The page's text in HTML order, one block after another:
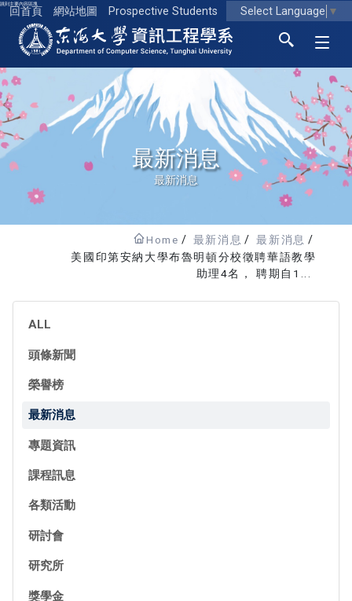
跳到主要內容區塊
回首頁 網站地圖 Prospective Students Select Language ▼
東海大學logo
最新消息
最新消息
Home 最新消息
最新消息
美國印第安納大學布魯明頓分校徵聘華語教學
助理4名， 聘期自1...
ALL
頭條新聞
榮譽榜
最新消息
專題資訊
課程訊息
各類活動
研討會
研究所
獎學金